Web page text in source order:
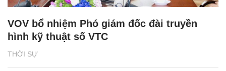
THỜI SỰ
VOV bổ nhiệm Phó giám đốc đài truyền
hình kỹ thuật số VTC